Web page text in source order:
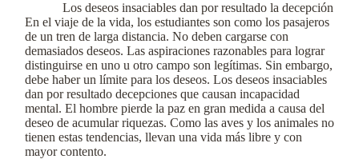
Los deseos insaciables dan por resultado la decepción
En el viaje de la vida, los estudiantes son como los pasajeros
de un tren de larga distancia. No deben cargarse con
demasiados deseos. Las aspiraciones razonables para lograr
distinguirse en uno u otro campo son legítimas. Sin embargo,
debe haber un límite para los deseos. Los deseos insaciables
dan por resultado decepciones que causan incapacidad
mental. El hombre pierde la paz en gran medida a causa del
deseo de acumular riquezas. Como las aves y los animales no
tienen estas tendencias, llevan una vida más libre y con
mayor contento.